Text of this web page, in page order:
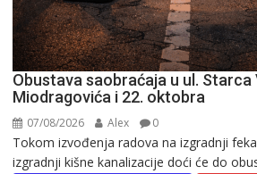
Obustava saobraćaja u ul. Starca
Miodragovića i 22. oktobra
07/08/2026 Alex 0
Tokom izvođenja radova na izgradnji
izgradnji kišne kanalizacije doći će do